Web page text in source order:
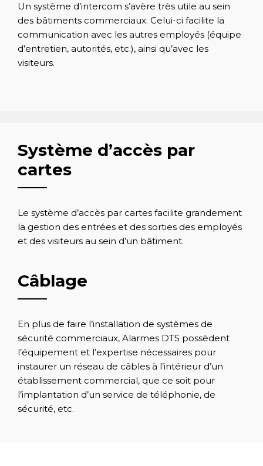
Un système d’intercom s’avère très utile au sein
des bâtiments commerciaux. Celui-ci facilite la
communication avec les autres employés (équipe
d’entretien, autorités, etc.), ainsi qu’avec les
visiteurs.
Système d’accès par
cartes
Le système d’accès par cartes facilite grandement
la gestion des entrées et des sorties des employés
et des visiteurs au sein d’un bâtiment.
Câblage
En plus de faire l’installation de systèmes de
sécurité commerciaux, Alarmes DTS possèdent
l’équipement et l’expertise nécessaires pour
instaurer un réseau de câbles à l’intérieur d’un
établissement commercial, que ce soit pour
l’implantation d’un service de téléphonie, de
sécurité, etc.